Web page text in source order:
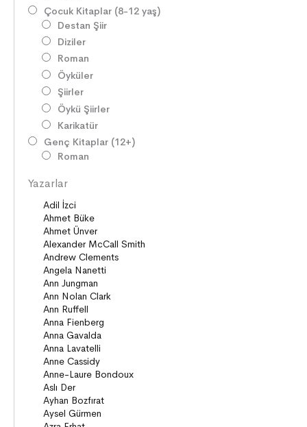
Çocuk Kitaplar (8-12 yaş)
Destan Şiir
Diziler
Roman
Öyküler
Şiirler
Öykü Şiirler
Karikatür
Genç Kitaplar (12+)
Roman
Öyküler
Şiirler
Deneme
Anlatı
Seçki
Köprü Kitaplar (10+)
Roman
Öyküler
Anlatı
ON8 (15+)
Roman
Diziler
Öyküler
Anlatı
Gizemli Maceralar Koleksiyonu
Yazarlar